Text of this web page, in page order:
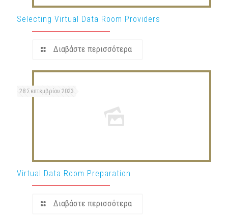
Selecting Virtual Data Room Providers
Διαβάστε περισσότερα
28 Σεπτεμβρίου 2023
Virtual Data Room Preparation
Διαβάστε περισσότερα